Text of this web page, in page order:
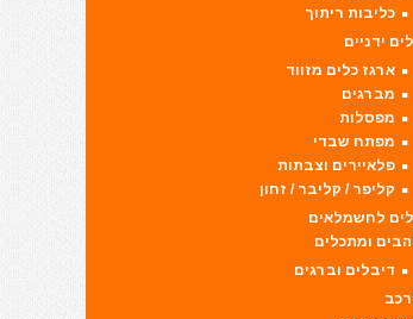
כליבות ריתוך
ידניים
ארגז כלים מזווד
מברגים
מפסלות
מפתח שבדי
פלאיירים וצבתות
קליפר / קליבר / זחון
לחשמלאים
ומתכלים
דיבלים וברגים